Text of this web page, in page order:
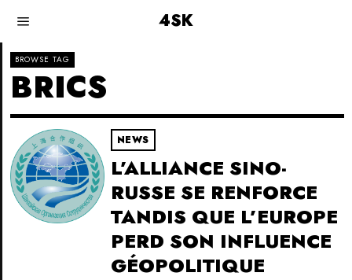
4SK
BROWSE TAG
BRICS
NEWS
L’ALLIANCE SINO-
RUSSE SE RENFORCE
TANDIS QUE L’EUROPE
PERD SON INFLUENCE
GÉOPOLITIQUE